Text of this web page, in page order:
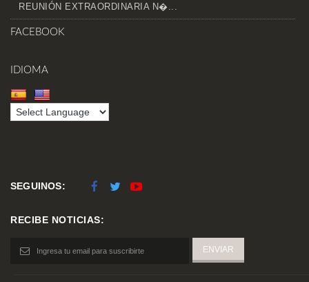
REUNIÓN EXTRAORDINARIA N�...
FACEBOOK
IDIOMA
SEGUINOS:
RECIBE NOTICIAS: